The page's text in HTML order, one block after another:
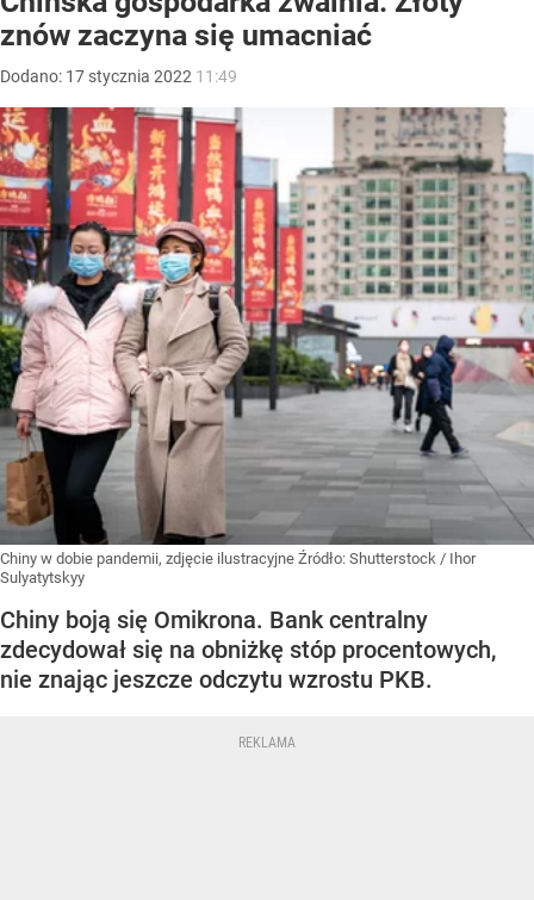
znów zaczyna się umacniać
Dodano: 17 stycznia 2022 11:49
Chiny w dobie pandemii, zdjęcie ilustracyjne Źródło: Shutterstock / Ihor
Sulyatytskyy
Chiny boją się Omikrona. Bank centralny
zdecydował się na obniżkę stóp procentowych,
nie znając jeszcze odczytu wzrostu PKB.